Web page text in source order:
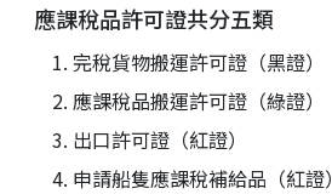
應課稅品許可證共分五類
完稅貨物搬運許可證（黑證）
應課稅品搬運許可證（綠證）
出口許可證（紅證）
申請船隻應課稅補給品（紅證）